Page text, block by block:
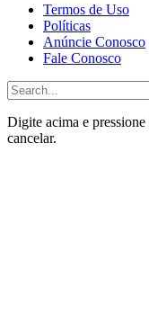
Termos de Uso
Políticas
Anúncie Conosco
Fale Conosco
Digite acima e pressione
cancelar.